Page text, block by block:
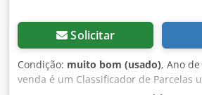
Solicitar
Condição: muito bom (usado), Ano
venda é um Classificador de Parcelas